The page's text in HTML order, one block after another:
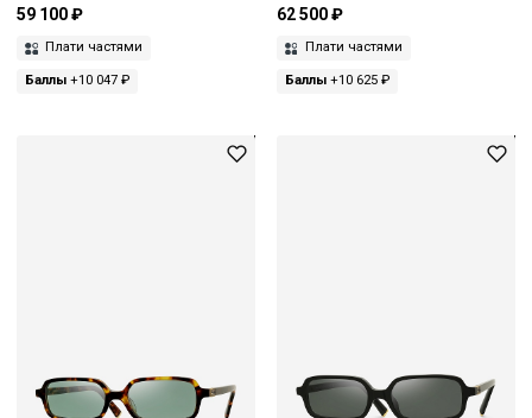
59 100 ₽
Плати частями
Баллы +10 047 ₽
62 500 ₽
Плати частями
Баллы+10 625 ₽